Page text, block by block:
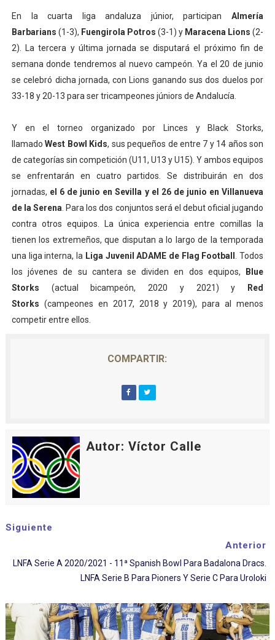
En la cuarta liga andaluza júnior, participanAlmería
Barbarians (1-3), Fuengirola Potros(3-1) y Maracena Lions(2-
2). La tercera y última jornada se disputará el próximo fin de
semana donde tendremos al nuevo campeón. Ya el 20 de junio
se celebró dicha jornada, con Lions ganando sus dos duelos por
33-18 y 20-13 para ser tricampeones júniors de Andalucía.
Y en el torneo organizado por Linces y Black Storks,
llamadoWest Bowl Kids, sus pequeños de entre 7 y 14 años son
de categorías sin competición (U11, U13 y U15). Y ambos equipos
se enfrentarán en cuatro partidos. Se distribuirán en dos
jornadas, el 6 de junio en Sevilla y el 26 de junio en Villanueva
de la Serena . Para los dos conjuntos será el debut oficial jugando
contra otros equipos. La única experiencia entre comillas la
tienen los extremeños, que disputan a lo largo de la temporada
una liga interna, la Liga Juvenil ADAME de Flag Football
. Todos
los jóvenes de su cantera se dividen en dos equipos,
Blue
Storks (actual bicampeón, 2020 y 2021) y
Red
Storks (campeones en 2017, 2018 y 2019), para al menos
competir entre ellos.
COMPARTIR:
Autor: Víctor Calle
Siguiente
Anterior
LNFA Serie A 2020/2021 - 11ª Spanish Bowl Para Badalona Dracs.
LNFA Serie B Para Pioners Y Serie C Para Uroloki